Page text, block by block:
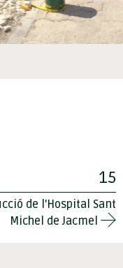
15
de l'Hospital Sant
Michel de Jacmel